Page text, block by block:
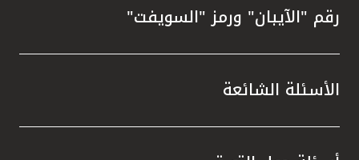
رقم "الآيبان" ورمز "السويفت"
الأسئلة الشائعة